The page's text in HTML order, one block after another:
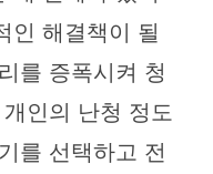
인 해결책이 될
를 증폭시켜 청
인의 난청 정도
를 선택하고 전